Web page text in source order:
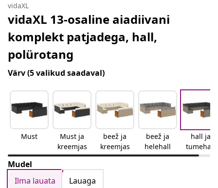
vidaXL
vidaXL 13-osaline aiadiivani
komplekt patjadega, hall,
polürotang
Värv(5 valikud saadaval)
Must
Must ja
kreemjas
beež ja
kreemjas
beež ja
helehall
hall ja
tumehall
Mudel
Ilma lauata
Lauaga